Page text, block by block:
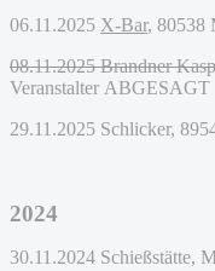
06.11.2025 X-Bar, 80538
08.11.2025Brandner
Veranstalter ABGESAGT
29.11.2025 Schlicker,
2024
30.11.2024 Schießstätte,